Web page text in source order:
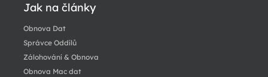
Jak na články
Obnova Dat
Správce Oddílů
Zálohování & Obnova
Obnova Mac dat